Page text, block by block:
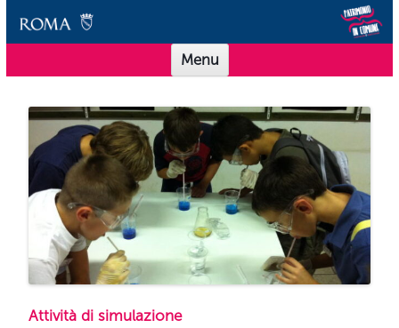
Scuole Musei in Comune Roma
Offerta didattica per le scuole dei Musei in Comune Roma
Menu
Vai al contenuto
Attività di simulazione